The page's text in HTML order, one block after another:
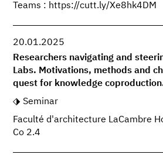
Teams : https://cutt.ly/Xe8hk4DM
20.01.2025
Researchers navigating and
Labs. Motivations, methods and
quest for knowledge
Seminar
Faculté d'architecture LaCambre
Co 2.4